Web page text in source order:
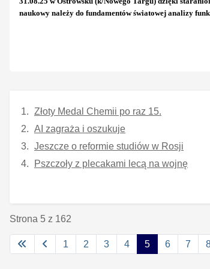
naukowy należy do fundamentów światowej analizy
Złoty Medal Chemii po raz 15.
AI zagraża i oszukuje
Jeszcze o reformie studiów w Rosji
Pszczoły z plecakami lecą na wojnę
Strona 5 z 162
1 2 3 4 5 6 7